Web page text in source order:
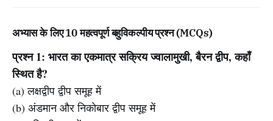
अभ्यास के लिए 10 महत्वपूर्ण बहुविकल्पीय प्रश्न (MCQs)
प्रश्न 1: भारत का एकमात्र सक्रिय ज्वालामुखी, बैरन द्वीप, कहाँ
स्थित है?
(a) लक्षद्वीप द्वीप समूह में
(b) अंडमान और निकोबार द्वीप समूह में